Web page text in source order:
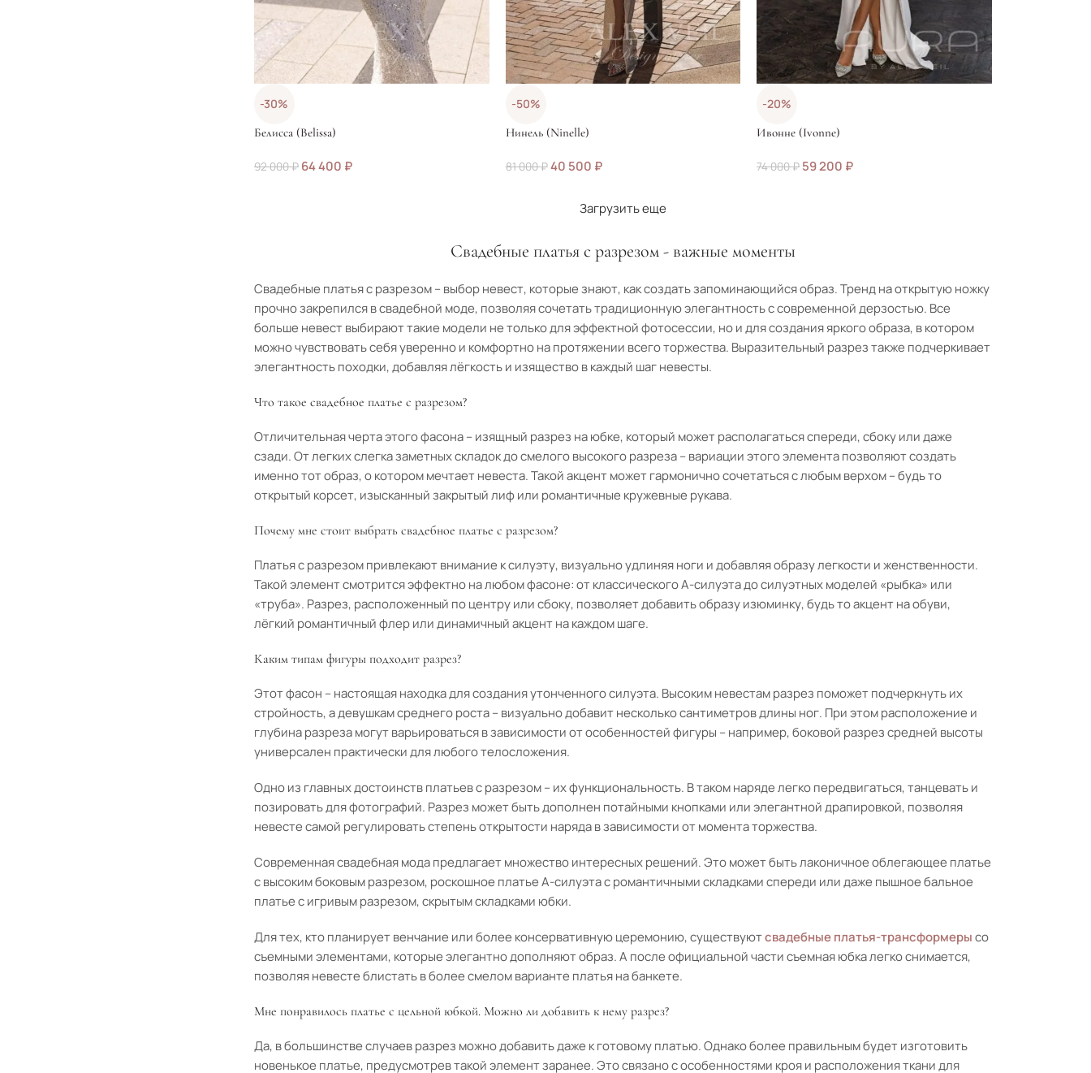
-30%
Белисса (Belissa)
92 000₽ 64 400 ₽
-50%
Нинель (Ninelle)
81 000₽40 500 ₽
-20%
Ивонне (Ivonne)
74 000₽ 59 200 ₽
Загрузить еще
Свадебные платья с разрезом - важные моменты
Свадебные платья с разрезом – выбор невест, которые знают, как создать запоминающийся образ. Тренд на открытую ножку
прочно закрепился в свадебной моде, позволяя сочетать традиционную элегантность с современной дерзостью. Все
больше невест выбирают такие модели не только для эффектной фотосессии, но и для создания яркого образа, в котором
можно чувствовать себя уверенно и комфортно на протяжении всего торжества. Выразительный разрез также подчеркивает
элегантность походки, добавляя лёгкость и изящество в каждый шаг невесты.
Что такое свадебное платье с разрезом?
Отличительная черта этого фасона – изящный разрез на юбке, который может располагаться спереди, сбоку или даже
сзади. От легких слегка заметных складок до смелого высокого разреза – вариации этого элемента позволяют создать
именно тот образ, о котором мечтает невеста. Такой акцент может гармонично сочетаться с любым верхом – будь то
открытый корсет, изысканный закрытый лиф или романтичные кружевные рукава.
Почему мне стоит выбрать свадебное платье с разрезом?
Платья с разрезом привлекают внимание к силуэту, визуально удлиняя ноги и добавляя образу легкости и женственности.
Такой элемент смотрится эффектно на любом фасоне: от классического А-силуэта до силуэтных моделей «рыбка» или
«труба». Разрез, расположенный по центру или сбоку, позволяет добавить образу изюминку, будь то акцент на обуви,
лёгкий романтичный флер или динамичный акцент на каждом шаге.
Каким типам фигуры подходит разрез?
Этот фасон – настоящая находка для создания утонченного силуэта. Высоким невестам разрез поможет подчеркнуть их
стройность, а девушкам среднего роста – визуально добавит несколько сантиметров длины ног. При этом расположение и
глубина разреза могут варьироваться в зависимости от особенностей фигуры – например, боковой разрез средней высоты
универсален практически для любого телосложения.
Одно из главных достоинств платьев с разрезом – их функциональность. В таком наряде легко передвигаться, танцевать и
позировать для фотографий. Разрез может быть дополнен потайными кнопками или элегантной драпировкой, позволяя
невесте самой регулировать степень открытости наряда в зависимости от момента торжества.
Современная свадебная мода предлагает множество интересных решений. Это может быть лаконичное облегающее платье
с высоким боковым разрезом, роскошное платье А-силуэта с романтичными складками спереди или даже пышное бальное
платье с игривым разрезом, скрытым складками юбки.
Для тех, кто планирует венчание или более консервативную церемонию, существуютсвадебные платья-трансформерысо
съемными элементами, которые элегантно дополняют образ. А после официальной части съемная юбка легко снимается,
позволяя невесте блистать в более смелом варианте платья на банкете.
Мне понравилось платье с цельной юбкой. Можно ли добавить к нему разрез?
Да, в большинстве случаев разрез можно добавить даже к готовому платью. Однако более правильным будет изготовить
новенькое платье, предусмотрев такой элемент заранее. Это связано с особенностями кроя и расположения ткани для